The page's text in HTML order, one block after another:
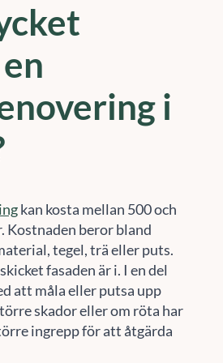
i
kan kosta mellan 500 och
Kostnaden beror bland
tegel, trä eller puts.
fasaden är i. I en del
att måla eller putsa upp
skador eller om röta har
ingrepp för att åtgärda